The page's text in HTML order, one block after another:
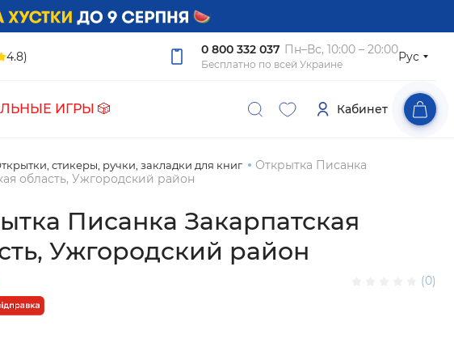
4.8) 0 800 332 037 Пн–Вс, 10:00 – 20:00
Бесплатно по всей Украине
Рус
ИГРЫ 🎲 Кабинет
стикеры, ручки, закладки для книг
Открытка Писанка
область, Ужгородский район
Писанка Закарпатская
Ужгородский район
(0)